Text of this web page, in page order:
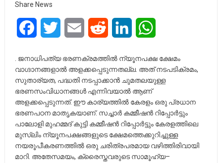
Share News
FacebookTwitter Email Reddit LinkedIn
. ജനാധിപത്യ ഭരണക്രമത്തിൽ ന്യൂനപക്ഷ ക്ഷേമം
വാഗ്ദാനങ്ങളാൽ അളക്കപ്പെടുന്നതല്ല. അത് നടപടിക്രമം,
സുതാര്യത, പദ്ധതി നടപ്പാക്കാൻ ചുമതലയുള്ള
ഭരണസംവിധാനങ്ങൾ എന്നിവയാൽ ആണ്
അളക്കപ്പെടുന്നത്. ഈ കാര്യത്തിൽ കേരളം ഒരു പ്രധാന
ഭരണപഠന മാതൃകയാണ്. സച്ചാർ കമ്മീഷൻ റിപ്പോർട്ടും
പാലോളി മുഹമ്മദ് കുട്ടി കമ്മീഷൻ റിപ്പോർട്ടും കേരളത്തിലെ
മുസ്ലിം ന്യൂനപക്ഷങ്ങളുടെ ക്ഷേമത്തെക്കുറിച്ചുള്ള
നയരൂപീകരണത്തിൽ ഒരു ചരിത്രപരമായ വഴിത്തിരിവായി
മാറി. അതേസമയം, ക്രൈസ്തവരുടെ സാമൂഹ്യ–